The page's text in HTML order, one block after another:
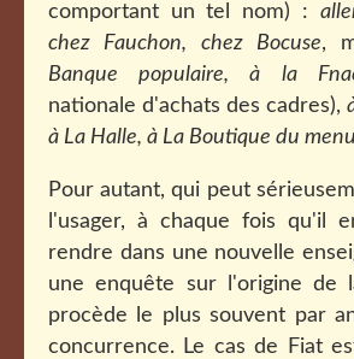
comportant un tel nom) :
chez Fauchon, chez Bocuse,
Banque populaire, à la
nationale d'achats des cadres),
à La Halle, à La Boutique du
Pour autant, qui peut
l'usager, à chaque fois qu'il
rendre dans une nouvelle
une enquête sur l'origine de
procède le plus souvent par
concurrence. Le cas de Fiat